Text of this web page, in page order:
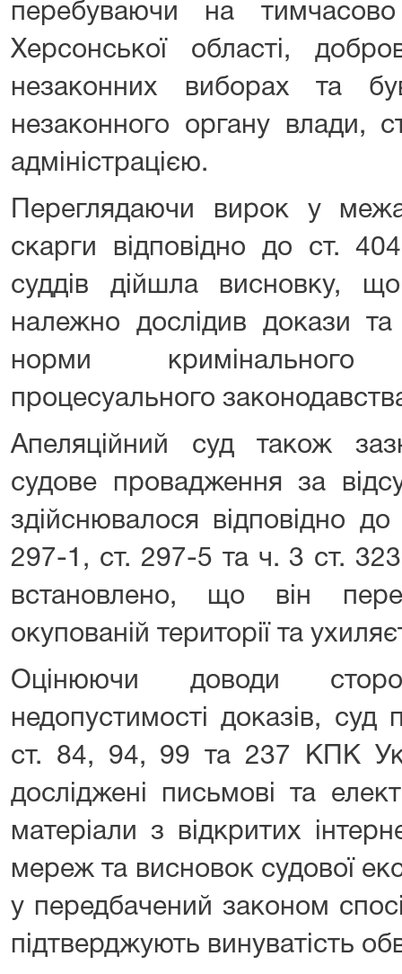
перебуваючи на тимчасово
Херсонської області,
незаконних виборах та
незаконного органу влади,
адміністрацією.
Переглядаючи вирок у
скарги відповідно до ст.
суддів дійшла висновку,
належно дослідив докази
норми
процесуального
Апеляційний суд також
судове провадження за
здійснювалося відповідно
297-1, ст. 297-5 та ч. 3 ст.
встановлено, що він
окупованій території та
Оцінюючи доводи
недопустимості доказів,
ст. 84, 94, 99 та 237 КПК
досліджені письмові та
матеріали з відкритих
мереж та висновок судової
у передбачений законом
підтверджують винуватість